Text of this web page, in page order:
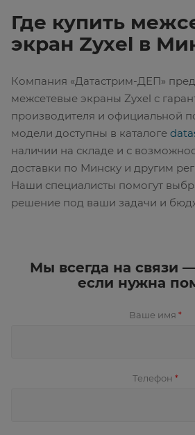
Где купить
экран Zyxel в
Компания «Датастрим-ДЕП»
межсетевые экраны Zyxel с
производителя и официальной
модели доступны в каталоге
наличии на складе и с
доставки по Минску и другим
Наши специалисты помогут
решение под ваши задачи и
Мы всегда на связи
если нужна
Ваше имя *
Телефон *